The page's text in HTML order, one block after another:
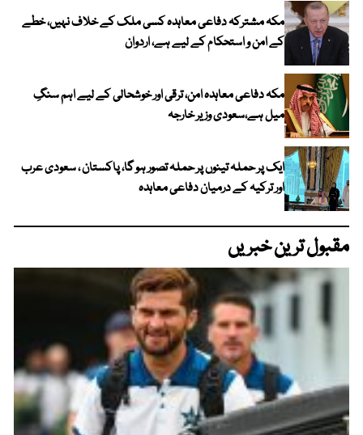
مکہ مشترکہ دفاعی معاہدہ کسی ملک کے خلاف نہیں، خطے
کے امن و استحکام کے لیے ہے، اردوان
مکہ دفاعی معاہدہ امن، ترقی اور خوشحالی کے لیے اہم سنگِ
میل ہے،سعودی وزیر خارجہ
ایک پر حملہ تینوں پر حملہ تصور ہو گا، پاکستان ، سعودی عرب
اور ترکیہ کے درمیان دفاعی معاہدہ
مقبول ترین خبریں